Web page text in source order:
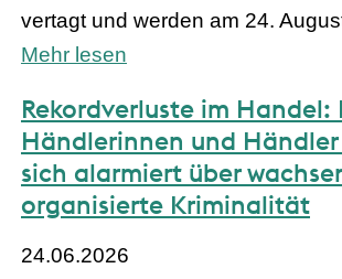
vertagt und werden am 24.
Mehr lesen
Rekordverluste im Handel:
Händlerinnen und Händler
sich alarmiert über
organisierte Kriminalität
24.06.2026